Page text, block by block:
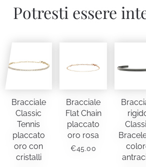
Potresti essere
Bracciale
Classic
Tennis
placcato
oro con
cristalli
Bracciale
Flat Chain
placcato
oro rosa
€45.00